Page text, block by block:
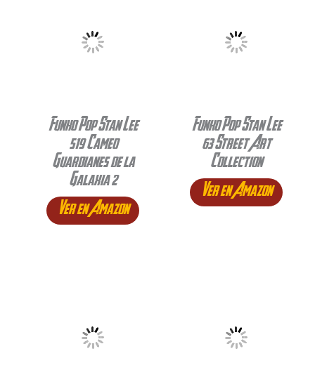
Funko Pop Stan Lee
519 Cameo
Guardianes de la
Galaxia 2
Ver en Amazon
Funko Pop Stan Lee
63 Street Art
Collection
Ver en Amazon